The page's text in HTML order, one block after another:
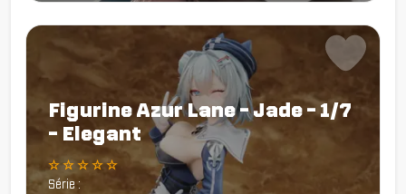
Figurine Azur Lane - Jade - 1/7
- Elegant
☆ ☆ ☆ ☆ ☆
Série :